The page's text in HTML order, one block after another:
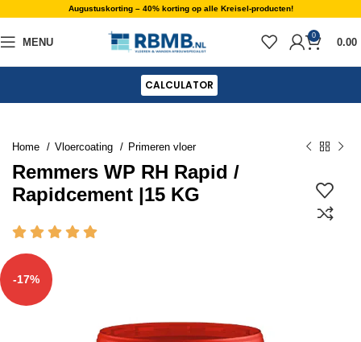
Augustuskorting – 40% korting op alle Kreisel-producten!
MENU
0
0.00
CALCULATOR
Home Vloercoating Primeren vloer
Remmers WP RH Rapid /
Rapidcement |15 KG
-17%